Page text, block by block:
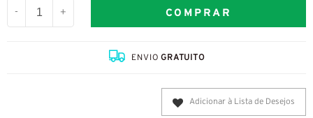
- + COMPRAR
ENVIOGRATUITO
Adicionar à Lista de Desejos